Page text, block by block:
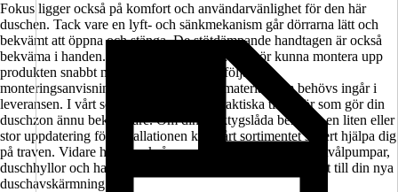
Fokus ligger också på komfort och användarvänlighet för den här
duschen. Tack vare en lyft- och sänkmekanism går dörrarna lätt och
bekvämt att öppna och stänga. De stötdämpande handtagen är också
bekväma i handen. En skicklig hemmafixare bör kunna montera upp
produkten snabbt med hjälp av den medföljande
monteringsanvisningen. Det monteringsmaterial som behövs ingår i
leveransen. I vårt sortimentet hittar du praktiska tillbehör som gör din
duschzon ännu bekvämare. Om din verktygslåda behöver en liten eller
stor uppdatering för installationen kan vårt sortimentet säkert hjälpa dig
på traven. Vidare har vi också massor av accessoarer som tvålpumpar,
duschhyllor och handdukshållare i lager som passar perfekt till din nya
duschavskärmning.